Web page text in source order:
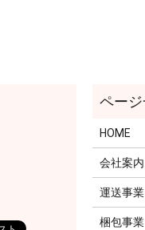
HOME
会社案内
運送事業
梱包事業